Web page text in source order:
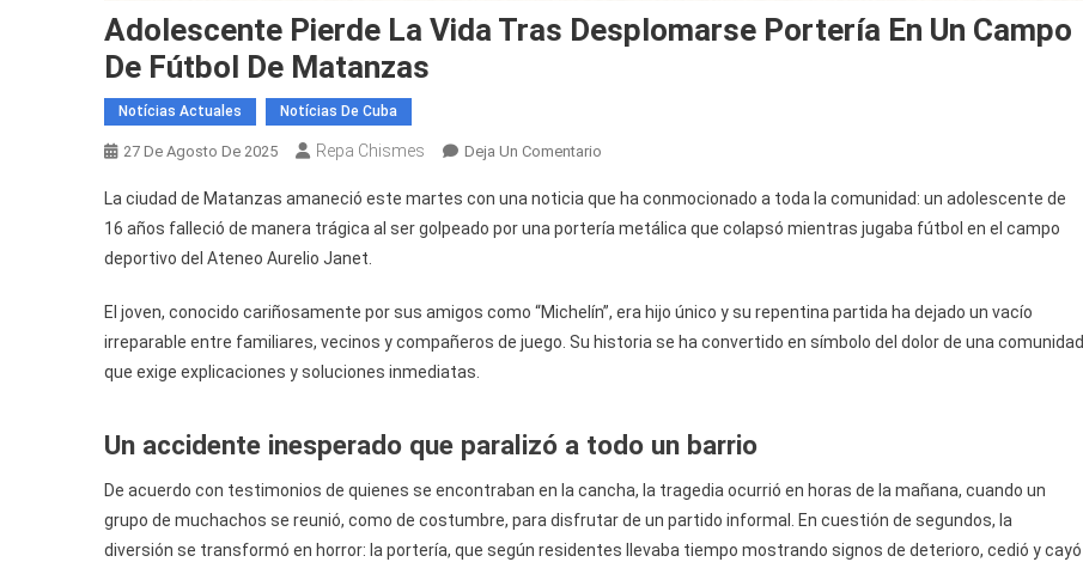
Adolescente Pierde La Vida Tras Desplomarse Portería En Un Campo
De Fútbol De Matanzas
Notícias Actuales Notícias De Cuba
27 De Agosto De 2025 Repa Chismes Deja Un Comentario
Pierde
La
Desplomarse
Portería
De
Fútbol
Matanzas
La ciudad de Matanzas amaneció este martes con una noticia que ha conmocionado a toda la comunidad: un adolescente de
16 años falleció de manera trágica al ser golpeado por una portería metálica que colapsó mientras jugaba fútbol en el campo
deportivo del Ateneo Aurelio Janet.
El joven, conocido cariñosamente por sus amigos como “Michelín”, era hijo único y su repentina partida ha dejado un vacío
irreparable entre familiares, vecinos y compañeros de juego. Su historia se ha convertido en símbolo del dolor de una comunidad
que exige explicaciones y soluciones inmediatas.
Un accidente inesperado que paralizó a todo un barrio
De acuerdo con testimonios de quienes se encontraban en la cancha, la tragedia ocurrió en horas de la mañana, cuando un
grupo de muchachos se reunió, como de costumbre, para disfrutar de un partido informal. En cuestión de segundos, la
diversión se transformó en horror: la portería, que según residentes llevaba tiempo mostrando signos de deterioro, cedió y cayó